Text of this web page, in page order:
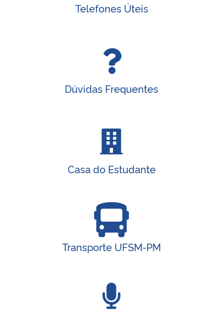
Telefones Úteis
Dúvidas Frequentes
Casa do Estudante
Transporte UFSM-PM